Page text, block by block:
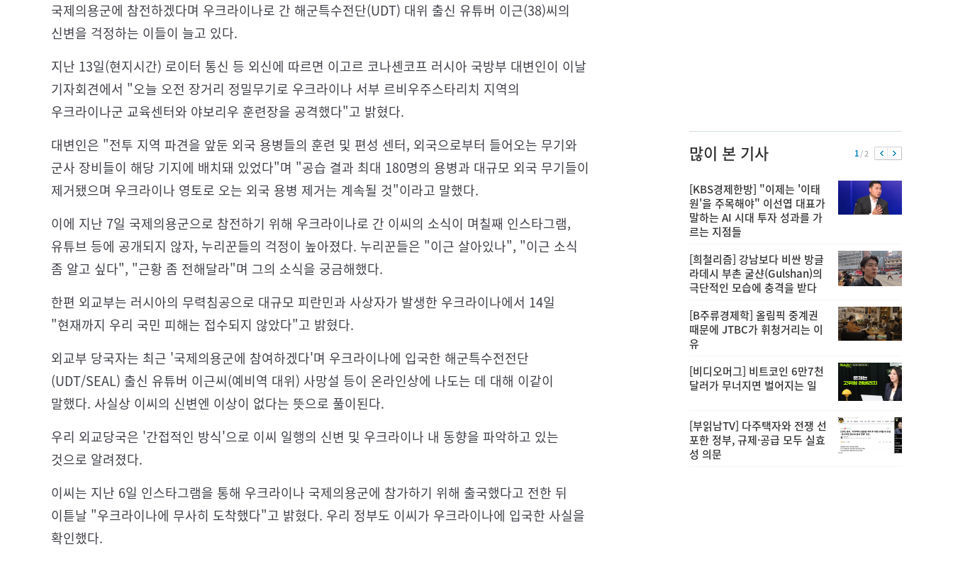
국제의용군에 참전하겠다며 우크라이나로 간 해군특수전단(UDT) 대위 출신 유튜버 이근(38)씨의
신변을 걱정하는 이들이 늘고 있다.
지난 13일(현지시간) 로이터 통신 등 외신에 따르면 이고르 코나셴코프 러시아 국방부 대변인이 이날
기자회견에서 "오늘 오전 장거리 정밀무기로 우크라이나 서부 르비우주스타리치 지역의
우크라이나군 교육센터와 야보리우 훈련장을 공격했다"고 밝혔다.
대변인은 "전투 지역 파견을 앞둔 외국 용병들의 훈련 및 편성 센터, 외국으로부터 들어오는 무기와
군사 장비들이 해당 기지에 배치돼 있었다"며 "공습 결과 최대 180명의 용병과 대규모 외국 무기들이
제거됐으며 우크라이나 영토로 오는 외국 용병 제거는 계속될 것"이라고 말했다.
이에 지난 7일 국제의용군으로 참전하기 위해 우크라이나로 간 이씨의 소식이 며칠째 인스타그램,
유튜브 등에 공개되지 않자, 누리꾼들의 걱정이 높아졌다. 누리꾼들은 "이근 살아있나", "이근 소식
좀 알고 싶다", "근황 좀 전해달라"며 그의 소식을 궁금해했다.
한편 외교부는 러시아의 무력침공으로 대규모 피란민과 사상자가 발생한 우크라이나에서 14일
"현재까지 우리 국민 피해는 접수되지 않았다"고 밝혔다.
외교부 당국자는 최근 '국제의용군에 참여하겠다'며 우크라이나에 입국한 해군특수전전단
(UDT/SEAL) 출신 유튜버 이근씨(예비역 대위) 사망설 등이 온라인상에 나도는 데 대해 이같이
말했다. 사실상 이씨의 신변엔 이상이 없다는 뜻으로 풀이된다.
우리 외교당국은 '간접적인 방식'으로 이씨 일행의 신변 및 우크라이나 내 동향을 파악하고 있는
것으로 알려졌다.
이씨는 지난 6일 인스타그램을 통해 우크라이나 국제의용군에 참가하기 위해 출국했다고 전한 뒤
이튿날 "우크라이나에 무사히 도착했다"고 밝혔다. 우리 정부도 이씨가 우크라이나에 입국한 사실을
확인했다.
많이 본 기사 1/ 2
[KBS경제한방] "이제는 '이태
원'을 주목해야" 이선엽 대표가
말하는 AI 시대 투자 성과를 가
르는 지점들
[희철리즘] 강남보다 비싼 방글
라데시 부촌 굴샨(Gulshan)의
극단적인 모습에 충격을 받다
[B주류경제학] 올림픽 중계권
때문에 JTBC가 휘청거리는 이
유
[비디오머그] 비트코인 6만7천
달러가 무너지면 벌어지는 일
[부읽남TV] 다주택자와 전쟁 선
포한 정부, 규제·공급 모두 실효
성 의문